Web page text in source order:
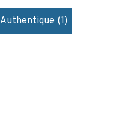
Authentique (1)